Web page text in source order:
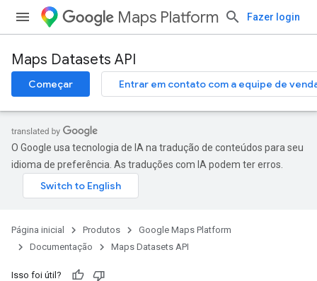
Maps Platform Fazer login
Maps Datasets API
Começar Entrar em contato com a equipe de
O Google usa tecnologia de IA na tradução de conteúdos para seu
idioma de preferência. As traduções com IA podem ter erros.
Página inicial Produtos
Google Maps Platform
Documentação
Maps Datasets API
Isso foi útil?